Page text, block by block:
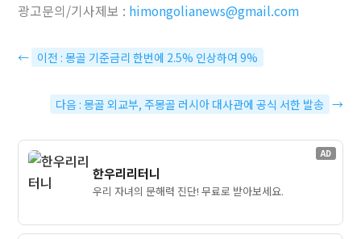
광고문의/기사제보 : himongolianews@gmail.com
← 이전 : 몽골 기준금리 한번에 2.5% 인상하여 9%
다음 : 몽골 외교부, 주몽골 러시아 대사관에 공식 서한 발송 →
AD
한우리리터니
우리 자녀의 문해력 진단! 무료로 받아보세요.